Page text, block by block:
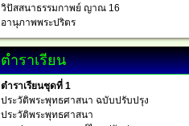
วิปัสสนาธรรมกาพย์ ญาณ 16
อานุภาพพระปริตร
ตำราเรียน
ตำราเรียนชุดที่ 1
ประวัติพระพุทธศาสนา ฉบับปรับปรุง
ประวัติพระพุทธศาสนา